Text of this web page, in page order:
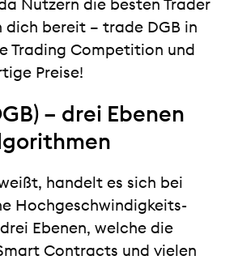
Nutzern die besten Trader
dich bereit – trade DGB in
Trading Competition und
Preise!
– drei Ebenen
handelt es sich bei
Hochgeschwindigkeits-
Ebenen, welche die
Contracts und vielen